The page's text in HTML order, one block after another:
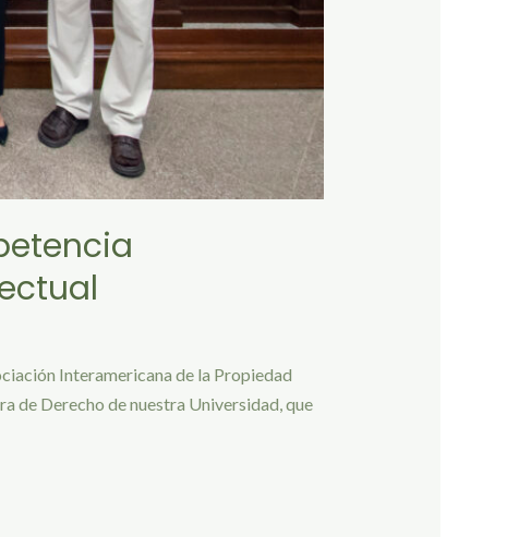
Interamericana de la Propiedad
de Derecho de nuestra Universidad, que